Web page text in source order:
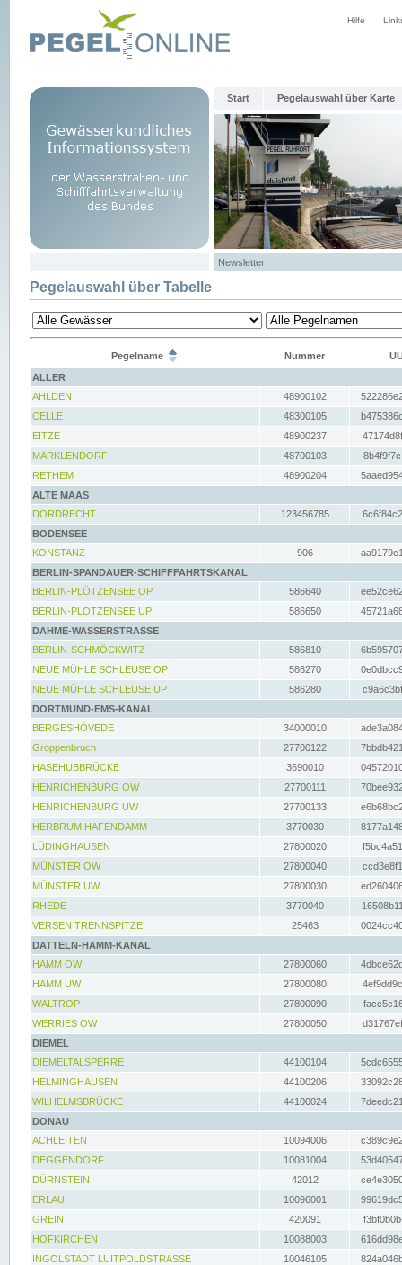
Hilfe
Start Pegelauswahl über Karte
Newsletter
Pegelauswahl über Tabelle
Pegelname Nummer
ALLER
AHLDEN
48900102
CELLE
48300105
EITZE
48900237
MARKLENDORF
48700103
RETHEM
48900204
ALTE MAAS
DORDRECHT
123456785
BODENSEE
KONSTANZ
906
BERLIN-SPANDAUER-SCHIFFFAHRTSKANAL
BERLIN-PLÖTZENSEE OP
586640
BERLIN-PLÖTZENSEE UP
586650
DAHME-WASSERSTRASSE
BERLIN-SCHMÖCKWITZ
586810
NEUE MÜHLE SCHLEUSE OP
586270
NEUE MÜHLE SCHLEUSE UP
586280
DORTMUND-EMS-KANAL
BERGESHÖVEDE
34000010
Groppenbruch
27700122
HASEHUBBRÜCKE
3690010
HENRICHENBURG OW
27700111
HENRICHENBURG UW
27700133
HERBRUM HAFENDAMM
3770030
LÜDINGHAUSEN
27800020
MÜNSTER OW
27800040
MÜNSTER UW
27800030
RHEDE
3770040
VERSEN TRENNSPITZE
25463
DATTELN-HAMM-KANAL
HAMM OW
27800060
HAMM UW
27800080
WALTROP
27800090
WERRIES OW
27800050
DIEMEL
DIEMELTALSPERRE
44100104
HELMINGHAUSEN
44100206
WILHELMSBRÜCKE
44100024
DONAU
ACHLEITEN
10094006
DEGGENDORF
10081004
DÜRNSTEIN
42012
ERLAU
10096001
GREIN
420091
HOFKIRCHEN
10088003
INGOLSTADT LUITPOLDSTRASSE
10046105